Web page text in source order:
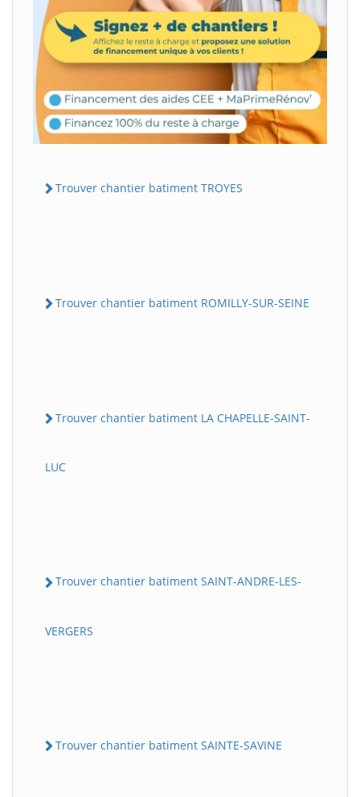
Trouver chantier batiment TROYES
Trouver chantier batiment ROMILLY-SUR-SEINE
Trouver chantier batiment LA CHAPELLE-SAINT-
LUC
Trouver chantier batiment SAINT-ANDRE-LES-
VERGERS
Trouver chantier batiment SAINTE-SAVINE